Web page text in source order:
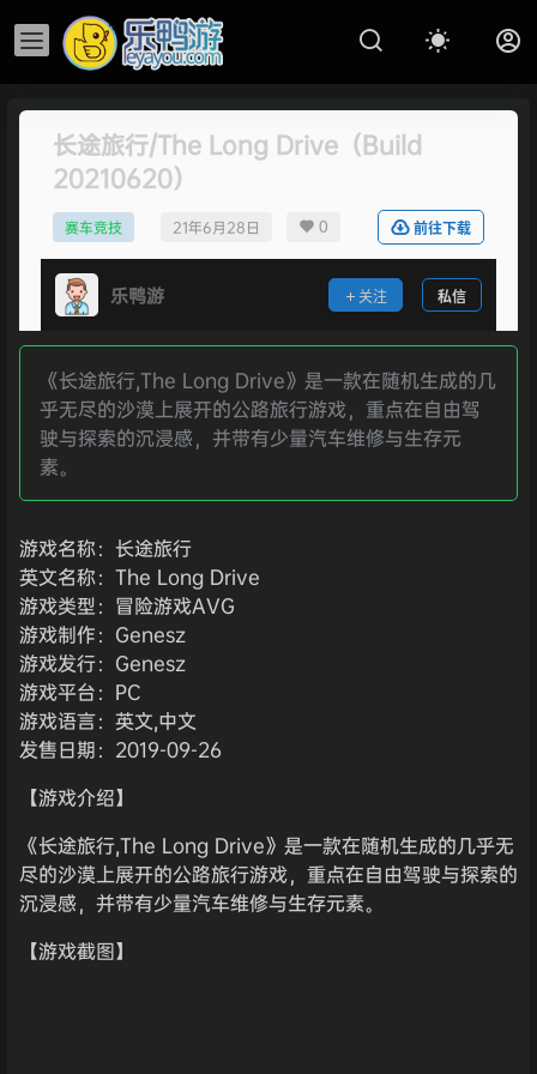
长途旅行/The Long Drive（Build
20210620）
赛车竞技 21年6月28日 0 前往下载
乐鸭游 关注 私信
《长途旅行,The Long Drive》是一款在随机生成的几
乎无尽的沙漠上展开的公路旅行游戏，重点在自由驾
驶与探索的沉浸感，并带有少量汽车维修与生存元
素。
游戏名称：长途旅行
英文名称：The Long Drive
游戏类型：冒险游戏AVG
游戏制作：Genesz
游戏发行：Genesz
游戏平台：PC
游戏语言：英文,中文
发售日期：2019-09-26
【游戏介绍】
《长途旅行,The Long Drive》是一款在随机生成的几乎无
尽的沙漠上展开的公路旅行游戏，重点在自由驾驶与探索的
沉浸感，并带有少量汽车维修与生存元素。
【游戏截图】